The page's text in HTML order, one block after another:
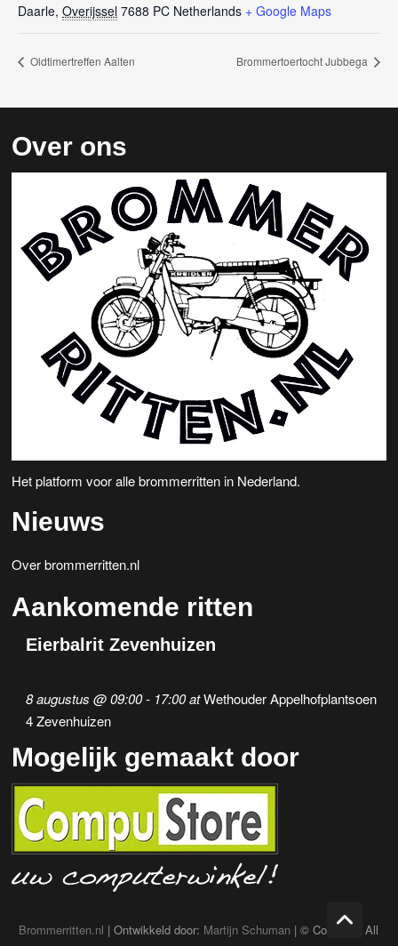
Daarle, Overijssel 7688 PC Netherlands + Google Maps
Oldtimertreffen Aalten Brommertoertocht Jubbega
Over ons
Het platform voor alle brommerritten in Nederland.
Nieuws
Over brommerritten.nl
Aankomende ritten
Eierbalrit Zevenhuizen
8 augustus @ 09:00- 17:00atWethouder Appelhofplantsoen
4 Zevenhuizen
Mogelijk gemaakt door
Brommerritten.nl | Ontwikkeld door: Martijn Schuman | © Copyright All